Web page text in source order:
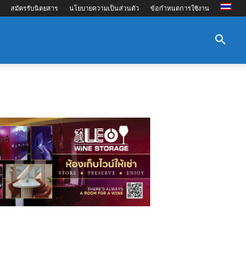
สมัครรับนิตยสาร นโยบายความเป็นส่วนตัว ข้อกำหนดการใช้งาน